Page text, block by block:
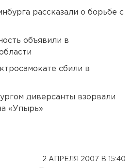
рассказали о борьбе с
объявили в
сбили в
диверсанты взорвали
«Упырь»
2 АПРЕЛЯ 2007 В 15:40